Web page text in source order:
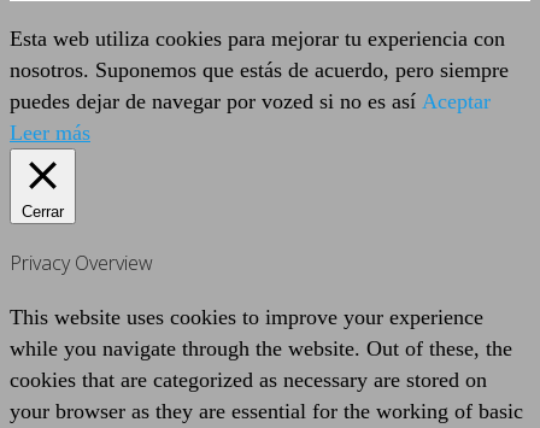
Esta web utiliza cookies para mejorar tu experiencia con
nosotros. Suponemos que estás de acuerdo, pero siempre
puedes dejar de navegar por vozed si no es así Aceptar
Leer más
Cerrar
Privacy Overview
This website uses cookies to improve your experience
while you navigate through the website. Out of these, the
cookies that are categorized as necessary are stored on
your browser as they are essential for the working of basic